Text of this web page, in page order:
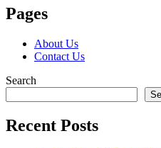
Pages
About Us
Contact Us
Search
Recent Posts